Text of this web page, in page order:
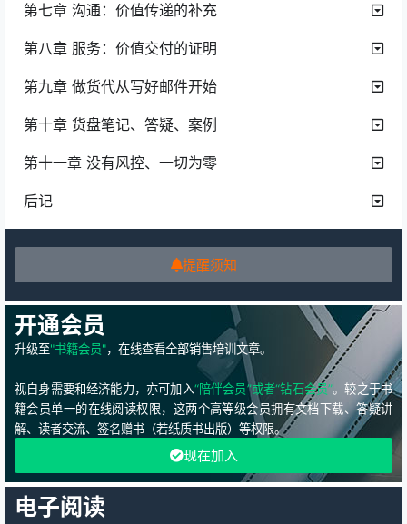
第七章 沟通：价值传递的补充
第八章 服务：价值交付的证明
第九章 做货代从写好邮件开始
第十章 货盘笔记、答疑、案例
第十一章 没有风控、一切为零
后记
提醒须知
开通会员
升级至"书籍会员"，在线查看全部销售培训文章。
视自身需要和经济能力，亦可加入“陪伴会员”或者“钻石会员”。较之于书
籍会员单一的在线阅读权限，这两个高等级会员拥有文档下载、答疑讲
解、读者交流、签名赠书（若纸质书出版）等权限。
现在加入
电子阅读